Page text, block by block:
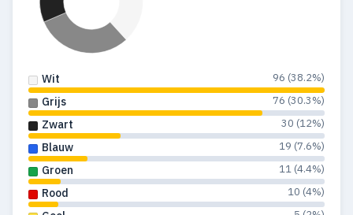
Wit 96 (38.2%)
Grijs 76 (30.3%)
Zwart 30 (12%)
Blauw 19 (7.6%)
Groen 11 (4.4%)
Rood 10 (4%)